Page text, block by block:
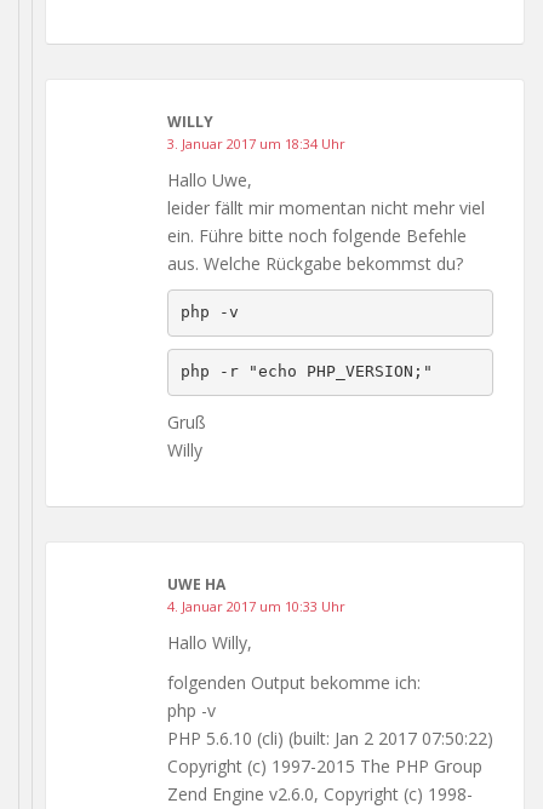
WILLY
3. Januar 2017 um 18:34 Uhr
Hallo Uwe,
leider fällt mir momentan nicht mehr viel
ein. Führe bitte noch folgende Befehle
aus. Welche Rückgabe bekommst du?
php -v
php -r "echo PHP_VERSION;"
Gruß
Willy
UWE HA
4. Januar 2017 um 10:33 Uhr
Hallo Willy,
folgenden Output bekomme ich:
php -v
PHP 5.6.10 (cli) (built: Jan 2 2017 07:50:22)
Copyright (c) 1997-2015 The PHP Group
Zend Engine v2.6.0, Copyright (c) 1998-